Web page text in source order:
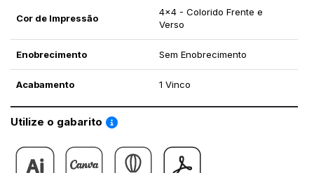
Cor de Impressão
4x4 - Colorido Frente e
Verso
Enobrecimento Sem Enobrecimento
Acabamento 1 Vinco
Utilize o gabarito Saiba como utilizar os nossos gabaritos